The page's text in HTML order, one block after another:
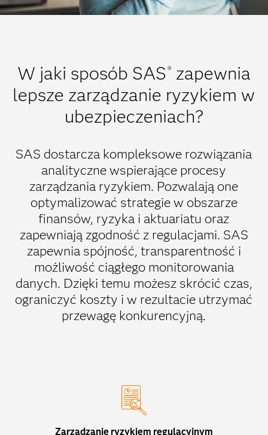
W jaki sposób SAS ® zapewnia
lepsze zarządzanie ryzykiem w
ubezpieczeniach?
SAS dostarcza kompleksowe rozwiązania
analityczne wspierające procesy
zarządzania ryzykiem. Pozwalają one
optymalizować strategie w obszarze
finansów, ryzyka i aktuariatu oraz
zapewniają zgodność z regulacjami. SAS
zapewnia spójność, transparentność i
możliwość ciągłego monitorowania
danych. Dzięki temu możesz skrócić czas,
ograniczyć koszty i w rezultacie utrzymać
przewagę konkurencyjną.
Zarządzanie ryzykiem regulacyjnym